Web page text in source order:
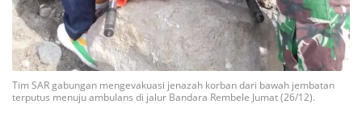
Tim SAR gabungan mengevakuasi jenazah korban dari bawah jembatan
terputus menuju ambulans di jalur Bandara Rembele Jumat (26/12).